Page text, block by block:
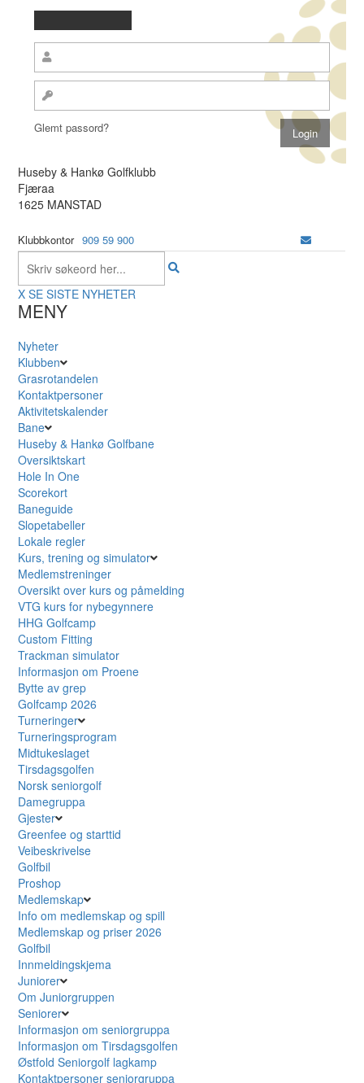
Glemt passord?
Huseby & Hankø Golfklubb
Fjæraa
1625 MANSTAD
Klubbkontor 909 59 900
X SE SISTE NYHETER
MENY
Nyheter
Klubben
Grasrotandelen
Kontaktpersoner
Aktivitetskalender
Bane
Huseby & Hankø Golfbane
Oversiktskart
Hole In One
Scorekort
Baneguide
Slopetabeller
Lokale regler
Kurs, trening og simulator
Medlemstreninger
Oversikt over kurs og påmelding
VTG kurs for nybegynnere
HHG Golfcamp
Custom Fitting
Trackman simulator
Informasjon om Proene
Bytte av grep
Golfcamp 2026
Turneringer
Turneringsprogram
Midtukeslaget
Tirsdagsgolfen
Norsk seniorgolf
Damegruppa
Gjester
Greenfee og starttid
Veibeskrivelse
Golfbil
Proshop
Medlemskap
Info om medlemskap og spill
Medlemskap og priser 2026
Golfbil
Innmeldingskjema
Juniorer
Om Juniorgruppen
Seniorer
Informasjon om seniorgruppa
Informasjon om Tirsdagsgolfen
Østfold Seniorgolf lagkamp
Kontaktpersoner seniorgruppa